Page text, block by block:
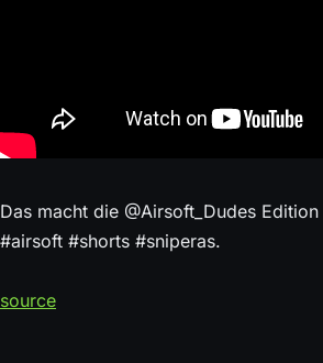
Das macht die ⁨@Airsoft_Dudes⁩
#airsoft #shorts #sniperas.
source